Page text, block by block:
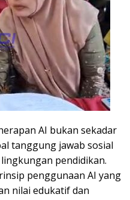
AI bukan sekadar
tanggung jawab sosial
pendidikan.
penggunaan AI yang
nilai edukatif dan